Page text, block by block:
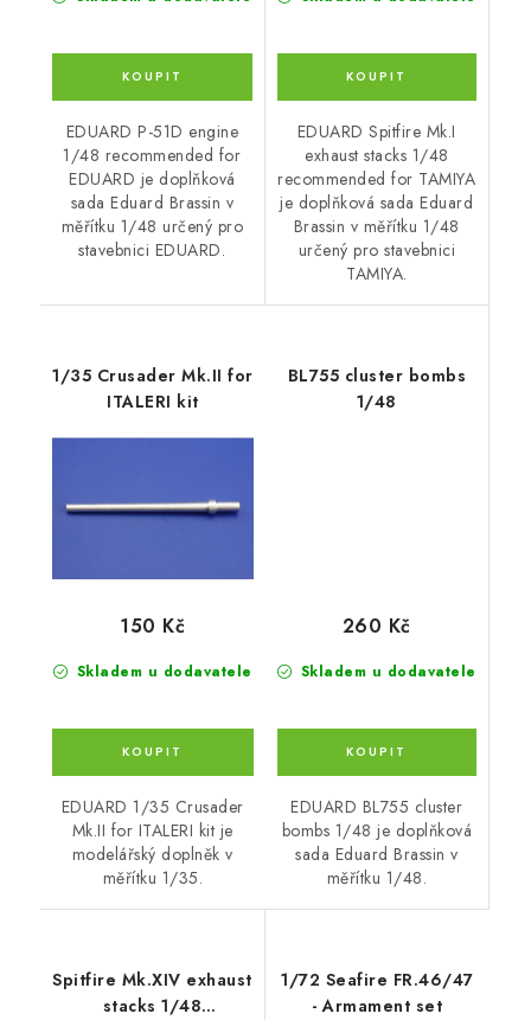
EDUARD P-51D engine
1/48 recommended for
EDUARD je doplňková
sada Eduard Brassin v
měřítku 1/48 určený pro
stavebnici EDUARD.
EDUARD Spitfire Mk.I
exhaust stacks 1/48
recommended for TAMIYA
je doplňková sada Eduard
Brassin v měřítku 1/48
určený pro stavebnici
TAMIYA.
1/35 Crusader Mk.II for
ITALERI kit
Skladem u dodavatele
150 Kč
EDUARD 1/35 Crusader
Mk.II for ITALERI kit je
modelářský doplněk v
měřítku 1/35.
BL755 cluster bombs
1/48
Skladem u dodavatele
260 Kč
EDUARD BL755 cluster
bombs 1/48 je doplňková
sada Eduard Brassin v
měřítku 1/48.
Spitfire Mk.XIV exhaust
stacks 1/48
1/72 Seafire FR.46/47
- Armament set